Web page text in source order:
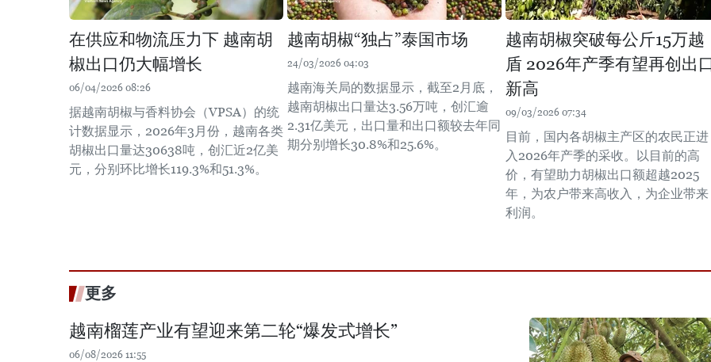
在供应和物流压力下 越南胡
椒出口仍大幅增长
06/04/2026 08:26
据越南胡椒与香料协会（VPSA）的统
计数据显示，2026年3月份，越南各类
胡椒出口量达30638吨，创汇近2亿美
元，分别环比增长119.3%和51.3%。
越南胡椒“独占”泰国市场
24/03/2026 04:03
越南海关局的数据显示，截至2月底，
越南胡椒出口量达3.56万吨，创汇逾
2.31亿美元，出口量和出口额较去年同
期分别增长30.8%和25.6%。
越南胡椒突破每公斤15万越
盾 2026年产季有望再创出
新高
09/03/2026 07:34
目前，国内各胡椒主产区的农民正进
入2026年产季的采收。以目前的高
价，有望助力胡椒出口额超越2025
年，为农户带来高收入，为企业带来
利润。
更多
越南榴莲产业有望迎来第二轮“爆发式增长”
06/08/2026 11:55